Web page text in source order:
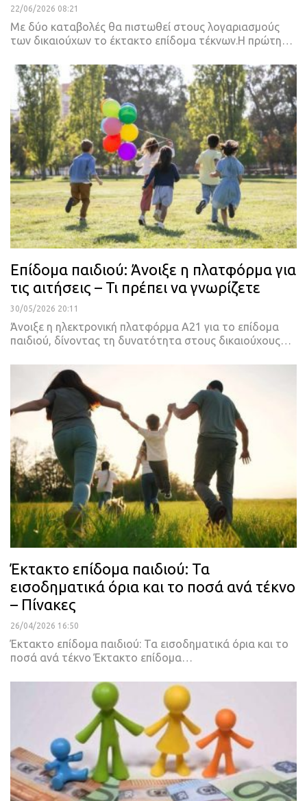
22/06/2026 08:21
Με δύο καταβολές θα πιστωθεί στους λογαριασμούς
των δικαιούχων το έκτακτο επίδομα τέκνων.Η πρώτη…
Επίδομα παιδιού: Άνοιξε η πλατφόρμα για
τις αιτήσεις – Τι πρέπει να γνωρίζετε
30/05/2026 20:11
Άνοιξε η ηλεκτρονική πλατφόρμα Α21 για το επίδομα
παιδιού, δίνοντας τη δυνατότητα στους δικαιούχους…
Έκτακτο επίδομα παιδιού: Τα
εισοδηματικά όρια και το ποσά ανά τέκνο
– Πίνακες
26/04/2026 16:50
Έκτακτο επίδομα παιδιού: Τα εισοδηματικά όρια και το
ποσά ανά τέκνο Έκτακτο επίδομα…